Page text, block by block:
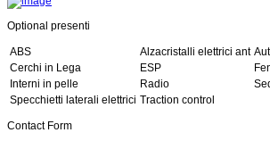
Optional presenti
ABS Alzacristalli elettrici ant
Cerchi in Lega
ESP
Interni in pelle
Radio
Specchietti laterali elettrici Traction control
Contact Form